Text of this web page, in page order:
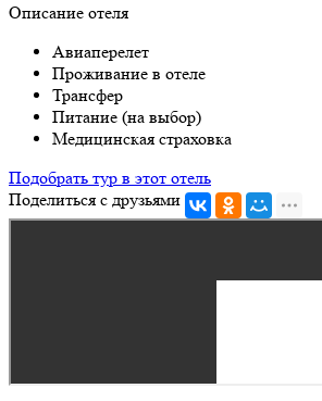
Описание отеля
Авиаперелет
Проживание в отеле
Трансфер
Питание (на выбор)
Медицинская страховка
Подобрать тур в этот отель
Поделиться с друзьями